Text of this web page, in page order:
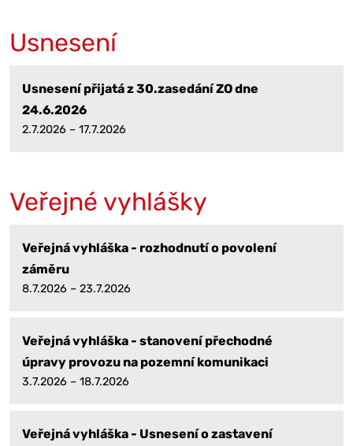
Usnesení
Usnesení přijatá z 30.zasedání ZO dne
24.6.2026
2.7.2026 – 17.7.2026
Veřejné vyhlášky
Veřejná vyhláška - rozhodnutí o povolení
záměru
8.7.2026 – 23.7.2026
Veřejná vyhláška - stanovení přechodné
úpravy provozu na pozemní komunikaci
3.7.2026 – 18.7.2026
Veřejná vyhláška - Usnesení o zastavení